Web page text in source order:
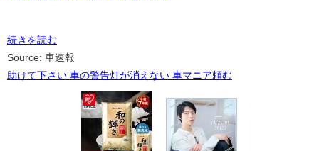
続きを読む
Source: 車速報
助けて下さい 車の警告灯が消えない 車マニア頼む